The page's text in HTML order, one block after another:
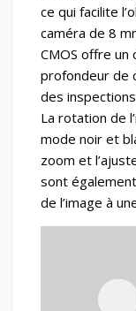
ce qui facilite
caméra de 8
CMOS offre un
profondeur de
des
La rotation de
mode noir et
zoom et
sont
de l’image à